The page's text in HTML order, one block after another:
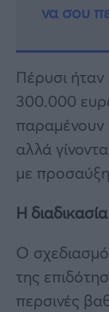
να σου
Πέρυσι
300.000
παραμένουν
αλλά
με
Η διαδικασία
Ο
της
περσινές